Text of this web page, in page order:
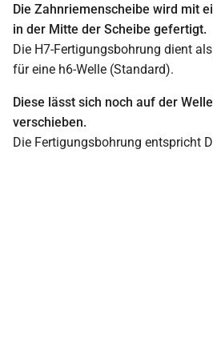
Die Zahnriemenscheibe wird mit
in der Mitte der Scheibe gefertigt.
Die H7-Fertigungsbohrung dient
für eine h6-Welle (Standard).
Diese lässt sich noch auf der
verschieben.
Die Fertigungsbohrung entspricht